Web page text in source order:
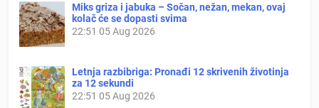
Miks griza i jabuka – Sočan, nežan, mekan, ovaj
kolač će se dopasti svima
22:51 05 Aug 2026
Letnja razbibriga: Pronađi 12 skrivenih životinja
za 12 sekundi
22:51 05 Aug 2026